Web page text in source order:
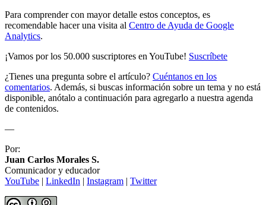
Para comprender con mayor detalle estos conceptos, es
recomendable hacer una visita al Centro de Ayuda de Google
Analytics.
¡Vamos por los 50.000 suscriptores en YouTube! Suscríbete
¿Tienes una pregunta sobre el artículo? Cuéntanos en los
comentarios. Además, si buscas información sobre un tema y no está
disponible, anótalo a continuación para agregarlo a nuestra agenda
de contenidos.
—
Por:
Juan Carlos Morales S.
Comunicador y educador
YouTube | LinkedIn | Instagram | Twitter